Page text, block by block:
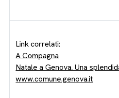
Link correlati:
A Compagna
Natale a Genova. Una
www.comune.genova.it